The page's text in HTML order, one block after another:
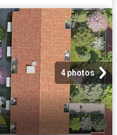
4 photos